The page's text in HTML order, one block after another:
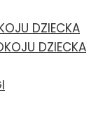
DZIECKA
DZIECKA